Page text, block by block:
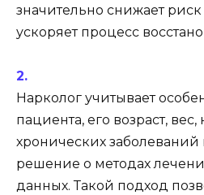
значительно снижает
ускоряет процесс
Нарколог учитывает
пациента, его возраст,
хронических
решение о методах
данных. Такой подход